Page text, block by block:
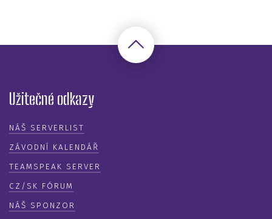
Užitečné odkazy
NÁŠ SERVERLIST
ZÁVODNÍ KALENDÁŘ
TEAMSPEAK SERVER
CZ/SK FÓRUM
NÁŠ SPONZOR